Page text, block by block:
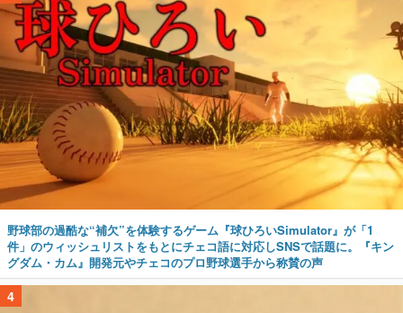
野球部の過酷な“補欠”を体験するゲーム『球ひろいSimulator』が「1
件」のウィッシュリストをもとにチェコ語に対応しSNSで話題に。『キン
グダム・カム』開発元やチェコのプロ野球選手から称賛の声
4